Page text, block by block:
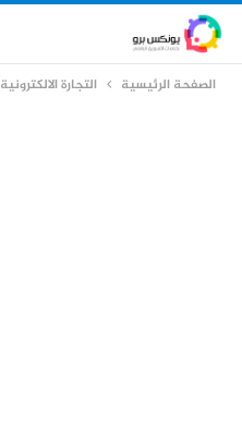
الصفحة الرئيسية التجارة الالكترونية